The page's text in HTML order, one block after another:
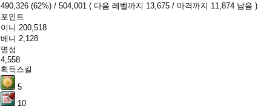
490,326 (62%) / 504,001 ( 다음 레벨까지 13,675 / 마격까지 11,874 남음 )
포인트
이니 200,518
베니 2,128
명성
4,558
획득스킬
5
10